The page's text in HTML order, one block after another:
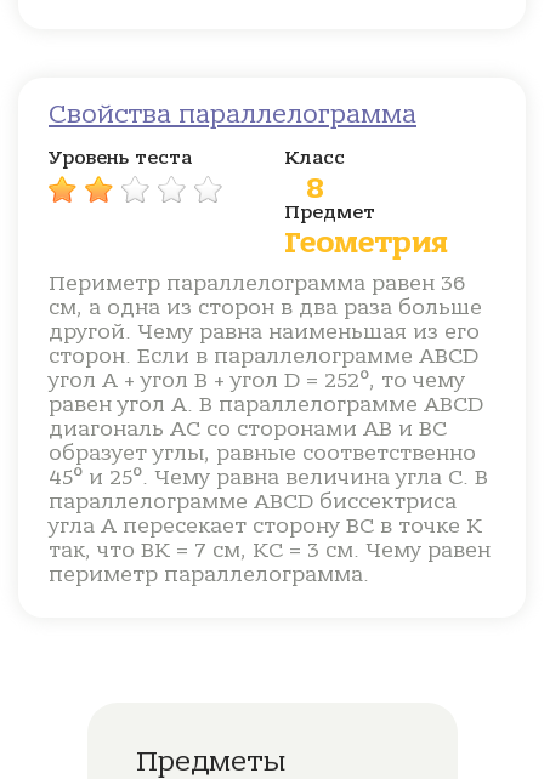
Свойства параллелограмма
Уровень теста Класс
8
Предмет
Геометрия
Периметр параллелограмма равен 36
см, а одна из сторон в два раза больше
другой. Чему равна наименьшая из его
сторон. Если в параллелограмме ABCD
угол А + угол В + угол D = 252°, то чему
равен угол А. В параллелограмме ABCD
диагональ АС со сторонами АВ и ВС
образует углы, равные соответственно
45° и 25°. Чему равна величина угла С. В
параллелограмме ABCD биссектриса
угла А пересекает сторону ВС в точке К
так, что ВК = 7 см, КС = 3 см. Чему равен
периметр параллелограмма.
Предметы